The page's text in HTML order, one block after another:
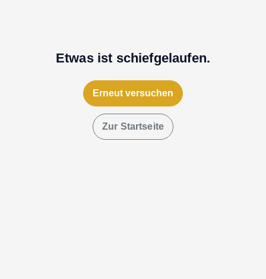
Etwas ist schiefgelaufen.
Erneut versuchen
Zur Startseite